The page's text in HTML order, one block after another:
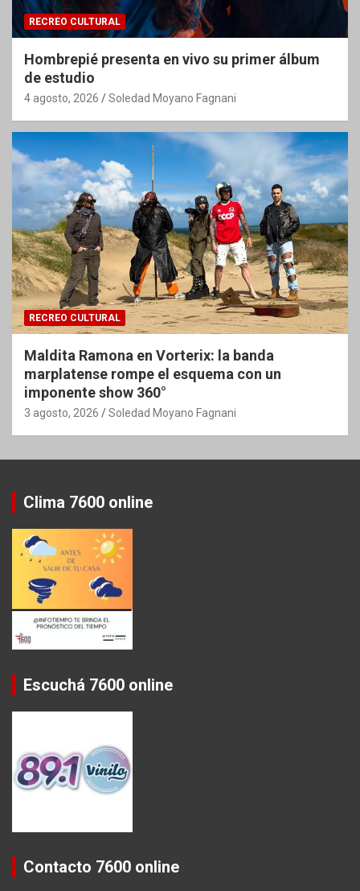
RECREO CULTURAL
Hombrepié presenta en vivo su primer álbum
de estudio
4 agosto, 2026 Soledad Moyano Fagnani
RECREO CULTURAL
Maldita Ramona en Vorterix: la banda
marplatense rompe el esquema con un
imponente show 360°
3 agosto, 2026 Soledad Moyano Fagnani
Clima 7600 online
Escuchá 7600 online
Contacto 7600 online